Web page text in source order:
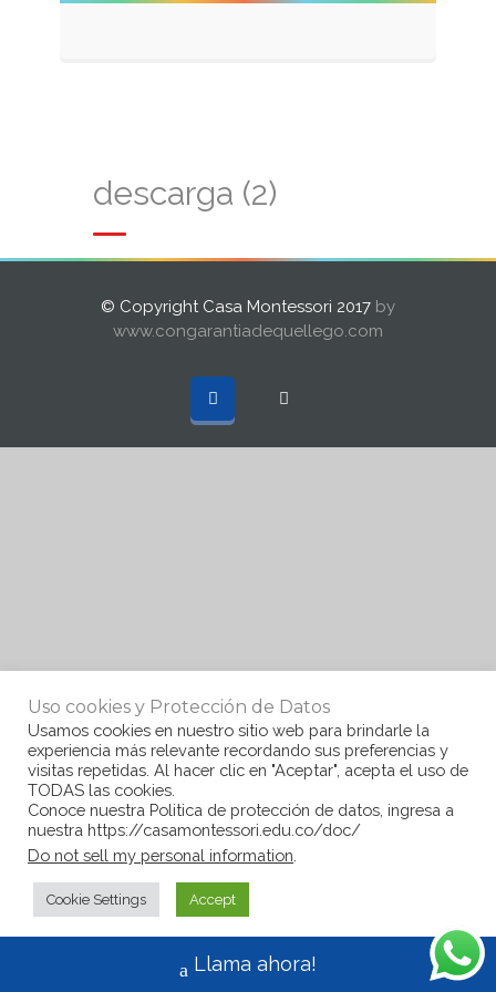
descarga (2)
© Copyright Casa Montessori 2017 by
www.congarantiadequellego.com
Uso cookies y Protección de Datos
Usamos cookies en nuestro sitio web para brindarle la
experiencia más relevante recordando sus preferencias y
visitas repetidas. Al hacer clic en "Aceptar", acepta el uso de
TODAS las cookies.
Conoce nuestra Politica de protección de datos, ingresa a
nuestra https://casamontessori.edu.co/doc/
Do not sell my personal information
Cookie Settings Accept
Llama ahora!